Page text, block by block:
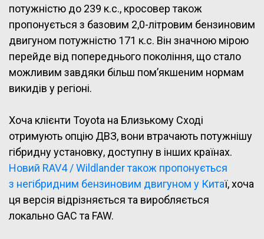
потужністю до 239 к.с., кросовер також
пропонується з базовим 2,0-літровим бензиновим
двигуном потужністю 171 к.с. Він значною мірою
перейде від попереднього покоління, що стало
можливим завдяки більш пом’якшеним нормам
викидів у регіоні.
Хоча клієнти Toyota на Близькому Сході
отримують опцію ДВЗ, вони втрачають потужнішу
гібридну установку, доступну в інших країнах.
Новий RAV4 / Wildlander також пропонується
з негібридним бензиновим двигуном у Китаї, хоча
ця версія відрізняється та виробляється
локально GAC та FAW.